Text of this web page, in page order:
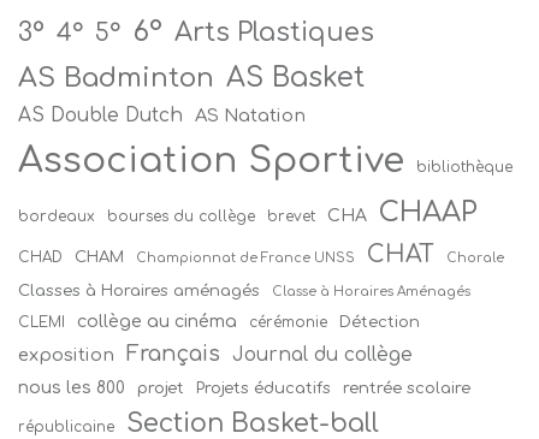
3° 4° 5° 6° Arts Plastiques
AS Badminton AS Basket
AS Double Dutch AS Natation
Association Sportive bibliothèque
bordeaux bourses du collège brevet CHA CHAAP
CHAD CHAM Championnat de France UNSS CHAT Chorale
Classes à Horaires aménagés Classe à Horaires Aménagés
CLEMI collège au cinéma cérémonie Détection
exposition Français Journal du collège
nous les 800 projet Projets éducatifs rentrée scolaire
républicaine Section Basket-ball